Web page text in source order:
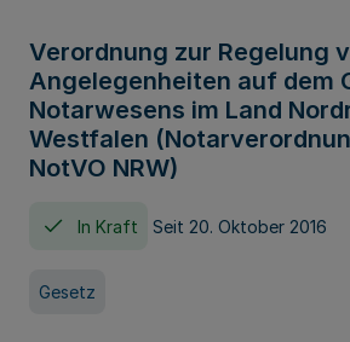
Verordnung zur Regelung
Angelegenheiten auf dem
Notarwesens im Land
Westfalen
NotVO NRW)
In Kraft Seit 20. Oktober 2016
Gesetz